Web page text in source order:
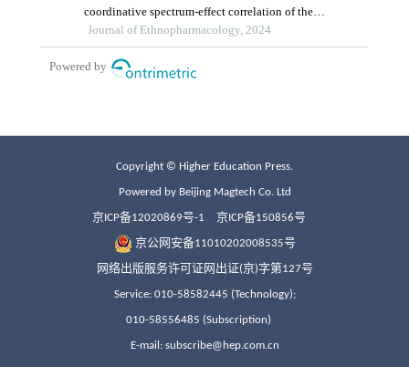
Copyright © Higher Education Press.
Powered by Beijing Magtech Co. Ltd
京ICP备12020869号-1 京ICP备150856号
京公网安备11010202008535号
网络出版服务许可证网出证(京)字第127号
Service: 010-58582445 (Technology);
010-58556485 (Subscription)
E-mail: subscribe@hep.com.cn